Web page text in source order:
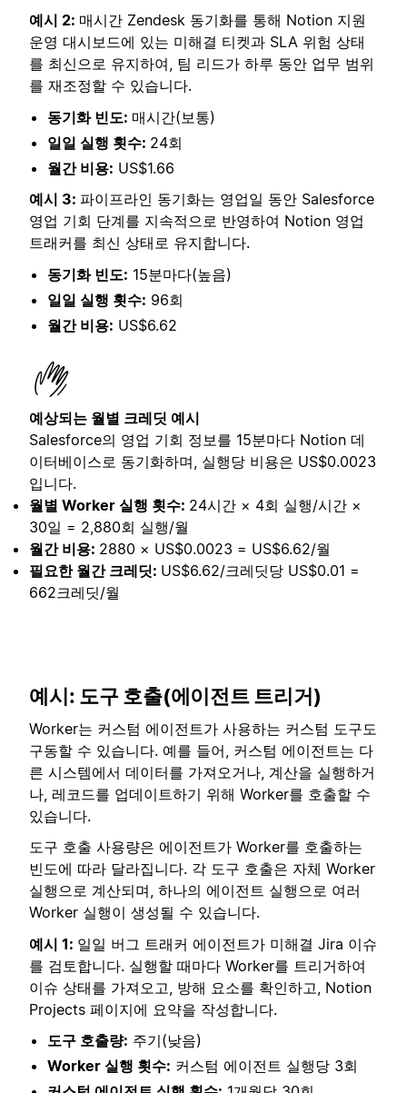
예시 2: 매시간 Zendesk 동기화를 통해 Notion 지원
운영 대시보드에 있는 미해결 티켓과 SLA 위험 상태
를 최신으로 유지하여, 팀 리드가 하루 동안 업무 범위
를 재조정할 수 있습니다.
동기화 빈도: 매시간(보통)
일일 실행 횟수: 24회
월간 비용: US$1.66
예시 3: 파이프라인 동기화는 영업일 동안 Salesforce
영업 기회 단계를 지속적으로 반영하여 Notion 영업
트래커를 최신 상태로 유지합니다.
동기화 빈도: 15분마다(높음)
일일 실행 횟수: 96회
월간 비용: US$6.62
예상되는 월별 크레딧 예시
Salesforce의 영업 기회 정보를 15분마다 Notion 데
이터베이스로 동기화하며, 실행당 비용은 US$0.0023
입니다.
월별 Worker 실행 횟수: 24시간 × 4회 실행/시간 ×
30일 = 2,880회 실행/월
월간 비용: 2880 × US$0.0023 = US$6.62/월
필요한 월간 크레딧: US$6.62/크레딧당 US$0.01 =
662크레딧/월
예시: 도구 호출(에이전트 트리거)
Worker는 커스텀 에이전트가 사용하는 커스텀 도구도
구동할 수 있습니다. 예를 들어, 커스텀 에이전트는 다
른 시스템에서 데이터를 가져오거나, 계산을 실행하거
나, 레코드를 업데이트하기 위해 Worker를 호출할 수
있습니다.
도구 호출 사용량은 에이전트가 Worker를 호출하는
빈도에 따라 달라집니다. 각 도구 호출은 자체 Worker
실행으로 계산되며, 하나의 에이전트 실행으로 여러
Worker 실행이 생성될 수 있습니다.
예시 1: 일일 버그 트래커 에이전트가 미해결 Jira 이슈
를 검토합니다. 실행할 때마다 Worker를 트리거하여
이슈 상태를 가져오고, 방해 요소를 확인하고, Notion
Projects 페이지에 요약을 작성합니다.
도구 호출량: 주기(낮음)
Worker 실행 횟수: 커스텀 에이전트 실행당 3회